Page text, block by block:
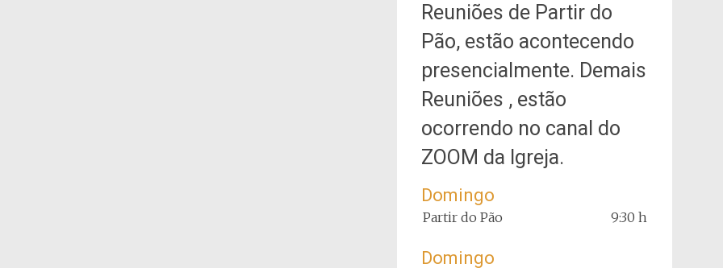
Reuniões de Partir do
Pão, estão acontecendo
presencialmente. Demais
Reuniões , estão
ocorrendo no canal do
ZOOM da Igreja.
Domingo
Partir do Pão 9:30 h
Domingo